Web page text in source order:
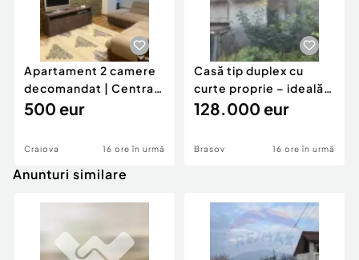
Apartament 2 camere
decomandat | Centrală
proprie | 60 mp |
500 eur
Craiova 16 ore în urmă
Casă tip duplex cu
curte proprie – ideală
pentru renovar
128.000 eur
Brasov 16 ore în urmă
Anunturi similare